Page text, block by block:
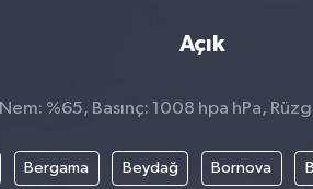
Açık
Nem: %65, Basınç: 1008 hpa hPa,
Bergama Beydağ Bornova